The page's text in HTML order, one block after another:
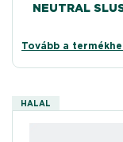
NEUTRAL
Tovább a
HALAL